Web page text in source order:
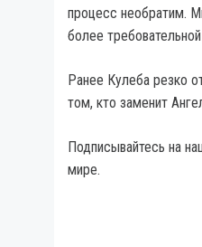
процесс необратим.
более
Ранее Кулеба резко
том, кто заменит
Подписывайтесь на
мире.